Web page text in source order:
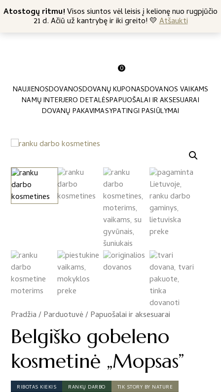
Atostogų ritmu!Visos siuntos vėl leisis į kelionę nuo rugpjūčio
21 d. Ačiū už kantrybę ir iki greito! 💛Atšaukti
Nemokamas siuntimas nuo 45 Eur +370 682 57369
0
NAUJIENOSDOVANOSDOVANŲ KUPONASDOVANOS VAIKAMS
NAMŲ INTERJERO DETALĖSPAPUOŠALAI IR AKSESUARAI
DOVANŲ PAKAVIMASYPATINGI PASIŪLYMAI
Pradžia/Parduotuvė/Papuošalai ir aksesuarai
/
Belgiško gobeleno
kosmetinė „Mopsas”
RIBOTAS KIEKIS RANKŲ DARBO TIK STORY BY NATURE